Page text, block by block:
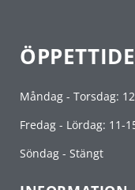
Måndag - Torsdag:
Fredag - Lördag: 11-
Söndag - Stängt